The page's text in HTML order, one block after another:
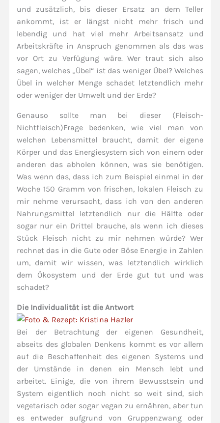
und zusätzlich, bis dieser Ersatz an dem Teller
ankommt, ist er längst nicht mehr frisch und
lebendig und hat viel mehr Arbeitsansatz und
Arbeitskräfte in Anspruch genommen als das was
vor Ort zu Verfügung wäre. Wer traut sich also
sagen, welches „Übel“ ist das weniger Übel? Welches
Übel in welcher Menge schadet letztendlich mehr
oder weniger der Umwelt und der Erde?
Genauso sollte man bei dieser (Fleisch-
Nichtfleisch)Frage bedenken, wie viel man von
welchen Lebensmittel braucht, damit der eigene
Körper und das Energiesystem sich von einem oder
anderen das abholen können, was sie benötigen.
Was wenn das, dass ich zum Beispiel einmal in der
Woche 150 Gramm von frischen, lokalen Fleisch zu
mir nehme verursacht, dass ich von den anderen
Nahrungsmittel letztendlich nur die Hälfte oder
sogar nur ein Drittel brauche, als wenn ich dieses
Stück Fleisch nicht zu mir nehmen würde? Wer
rechnet das in die Gute oder Böse Energie in Zahlen
um, damit wir wissen, was letztendlich wirklich
dem Ökosystem und der Erde gut tut und was
schadet?
Die Individualität ist die Antwort
Bei der Betrachtung der eigenen Gesundheit,
abseits des globalen Denkens kommt es vor allem
auf die Beschaffenheit des eigenen Systems und
der Umstände in denen ein Mensch lebt und
arbeitet. Einige, die von ihrem Bewusstsein und
System eigentlich noch nicht so weit sind, sich
vegetarisch oder sogar vegan zu ernähren, aber tun
es entweder aufgrund von Gruppenzwang oder